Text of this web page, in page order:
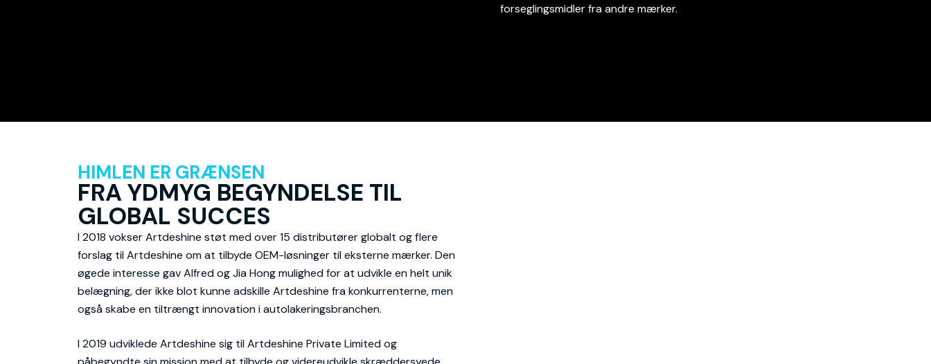
forseglingsmidler fra andre mærker.
HIMLEN ER GRÆNSEN
FRA YDMYG BEGYNDELSE TIL
GLOBAL SUCCES
I 2018 vokser Artdeshine støt med over 15 distributører globalt og flere
forslag til Artdeshine om at tilbyde OEM-løsninger til eksterne mærker. Den
øgede interesse gav Alfred og Jia Hong mulighed for at udvikle en helt unik
belægning, der ikke blot kunne adskille Artdeshine fra konkurrenterne, men
også skabe en tiltrængt innovation i autolakeringsbranchen.
I 2019 udviklede Artdeshine sig til Artdeshine Private Limited og